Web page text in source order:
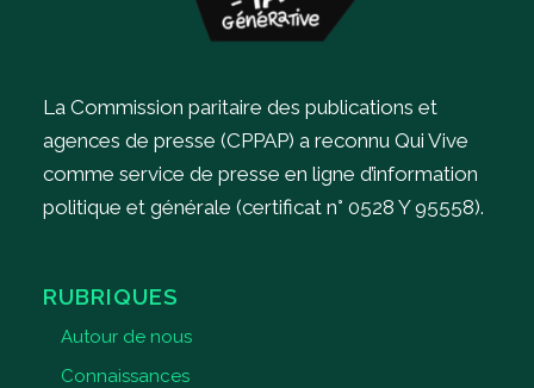
La Commission paritaire des publications et
agences de presse (CPPAP) a reconnu Qui Vive
comme service de presse en ligne d’information
politique et générale (certificat n° 0528 Y 95558).
RUBRIQUES
Autour de nous
Connaissances